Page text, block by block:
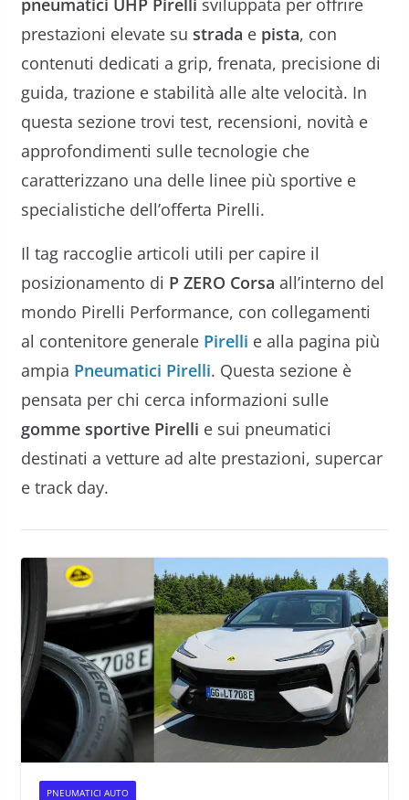
pneumatici UHP Pirelli sviluppata per offrire
prestazioni elevate su strada e pista, con
contenuti dedicati a grip, frenata, precisione di
guida, trazione e stabilità alle alte velocità. In
questa sezione trovi test, recensioni, novità e
approfondimenti sulle tecnologie che
caratterizzano una delle linee più sportive e
specialistiche dell’offerta Pirelli.
Il tag raccoglie articoli utili per capire il
posizionamento di P ZERO Corsa all’interno del
mondo Pirelli Performance, con collegamenti
al contenitore generale Pirelli e alla pagina più
ampia Pneumatici Pirelli. Questa sezione è
pensata per chi cerca informazioni sulle
gomme sportive Pirelli e sui pneumatici
destinati a vetture ad alte prestazioni, supercar
e track day.
PNEUMATICI AUTO